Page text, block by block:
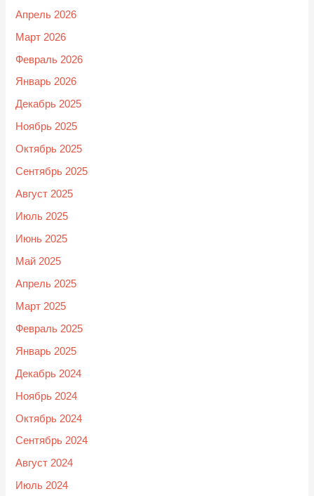
Апрель 2026
Март 2026
Февраль 2026
Январь 2026
Декабрь 2025
Ноябрь 2025
Октябрь 2025
Сентябрь 2025
Август 2025
Июль 2025
Июнь 2025
Май 2025
Апрель 2025
Март 2025
Февраль 2025
Январь 2025
Декабрь 2024
Ноябрь 2024
Октябрь 2024
Сентябрь 2024
Август 2024
Июль 2024